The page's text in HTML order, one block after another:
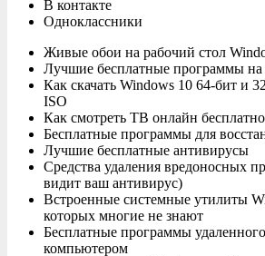
В контакте
Одноклассники
Живые обои на рабочий стол
Лучшие бесплатные программы
Как скачать Windows 10 64-бит и
ISO
Как смотреть ТВ онлайн бесплатно
Бесплатные программы для
Лучшие бесплатные антивирусы
Средства удаления вредоносных
видит ваш антивирус)
Встроенные системные утилиты
которых многие не знают
Бесплатные программы
компьютером